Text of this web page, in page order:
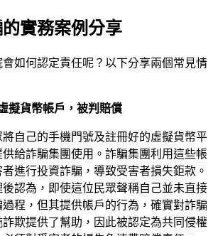
實務案例分享
如何認定責任呢？以下分享兩個常見情
擬貨幣帳戶，被判賠償
將自己的手機門號及註冊好的虛擬貨幣平
供給詐騙集團使用。詐騙集團利用這些帳
者進行投資詐騙，導致受害者損失鉅款。
後認為，即使這位民眾聲稱自己並未直接
程，但其提供帳戶的行為，確實對詐騙
詐欺提供了幫助，因此被認定為共同侵權